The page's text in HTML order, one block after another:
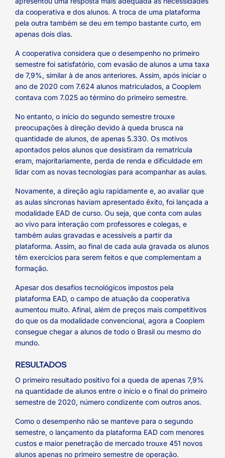
da cooperativa e dos alunos. A troca de uma plataforma
pela outra também se deu em tempo bastante curto, em
apenas dois dias.
A cooperativa considera que o desempenho no primeiro
semestre foi satisfatório, com evasão de alunos a uma taxa
de 7,9%, similar à de anos anteriores. Assim, após iniciar o
ano de 2020 com 7.624 alunos matriculados, a Cooplem
contava com 7.025 ao término do primeiro semestre.
No entanto, o início do segundo semestre trouxe
preocupações à direção devido à queda brusca na
quantidade de alunos, de apenas 5.330. Os motivos
apontados pelos alunos que desistiram da rematrícula
eram, majoritariamente, perda de renda e dificuldade em
lidar com as novas tecnologias para acompanhar as aulas.
Novamente, a direção agiu rapidamente e, ao avaliar que
as aulas síncronas haviam apresentado êxito, foi lançada a
modalidade EAD de curso. Ou seja, que conta com aulas
ao vivo para interação com professores e colegas, e
também aulas gravadas e acessíveis a partir da
plataforma. Assim, ao final de cada aula gravada os alunos
têm exercícios para serem feitos e que complementam a
formação.
Apesar dos desafios tecnológicos impostos pela
plataforma EAD, o campo de atuação da cooperativa
aumentou muito. Afinal, além de preços mais competitivos
do que os da modalidade convencional, agora a Cooplem
consegue chegar a alunos de todo o Brasil ou mesmo do
mundo.
RESULTADOS
O primeiro resultado positivo foi a queda de apenas 7,9%
na quantidade de alunos entre o início e o final do primeiro
semestre de 2020, número condizente com outros anos.
Como o desempenho não se manteve para o segundo
semestre, o lançamento da plataforma EAD com menores
custos e maior penetração de mercado trouxe 451 novos
alunos apenas no primeiro semestre de operação.